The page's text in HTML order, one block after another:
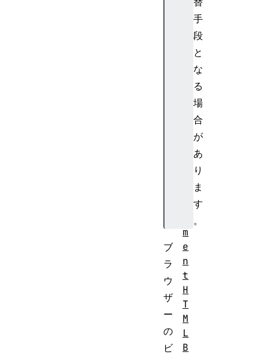
手
段
と
な
る
場
合
が
あ
り
ま
す
。
ブ
ラ
ウ
ザ
ー
の
ビ
m
e
n
t
H
T
M
L
B